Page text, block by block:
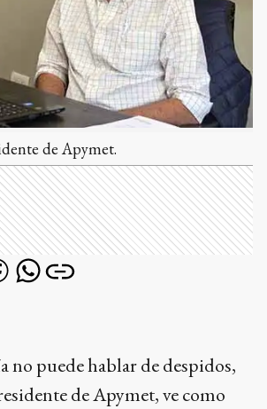
de Apymet.
no puede hablar de despidos,
de Apymet, ve como